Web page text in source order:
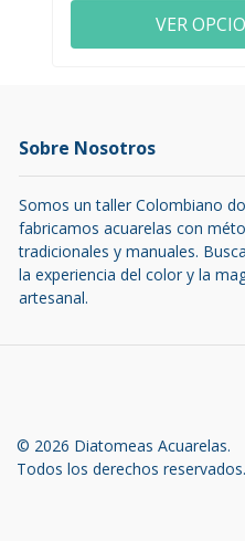
VER
Sobre Nosotros
Somos un taller Colombiano
fabricamos acuarelas con
tradicionales y manuales.
la experiencia del color y la
artesanal.
© 2026 Diatomeas Acuarelas.
Todos los derechos reservados.